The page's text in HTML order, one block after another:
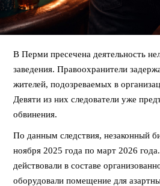
В Перми пресечена деятельность
заведения. Правоохранители
жителей, подозреваемых в
Девяти из них следователи уже
обвинения.
По данным следствия, незаконный
ноября 2025 года по март 2026
действовали в составе
оборудовали помещение для